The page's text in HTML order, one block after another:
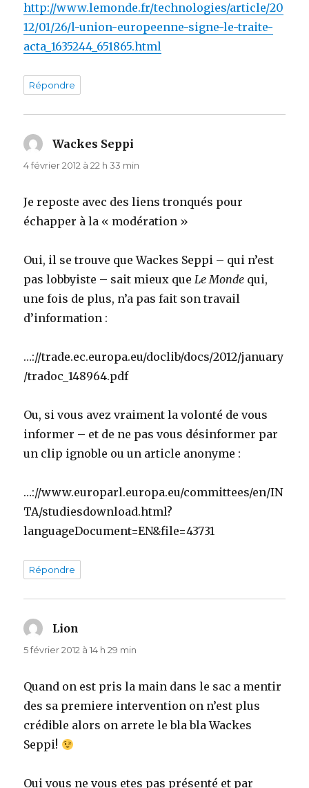
http://www.lemonde.fr/technologies/article/20
12/01/26/l-union-europeenne-signe-le-traite-
acta_1635244_651865.html
Répondre
Wackes Seppi
4 février 2012 à 22 h 33 min
Je reposte avec des liens tronqués pour
échapper à la « modération »
Oui, il se trouve que Wackes Seppi – qui n’est
pas lobbyiste – sait mieux queLe Monde qui,
une fois de plus, n’a pas fait son travail
d’information :
…://trade.ec.europa.eu/doclib/docs/2012/january
/tradoc_148964.pdf
Ou, si vous avez vraiment la volonté de vous
informer – et de ne pas vous désinformer par
un clip ignoble ou un article anonyme :
…://www.europarl.europa.eu/committees/en/IN
TA/studiesdownload.html?
languageDocument=EN&file=43731
Répondre
Lion
5 février 2012 à 14 h 29 min
Quand on est pris la main dans le sac a mentir
des sa premiere intervention on n’est plus
crédible alors on arrete le bla bla Wackes
Seppi!
Oui vous ne vous etes pas présenté et par